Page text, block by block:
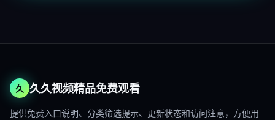
久 久久视频精品免费观看
提供免费入口说明、分类筛选提示、更新状态和访问注意，方便用